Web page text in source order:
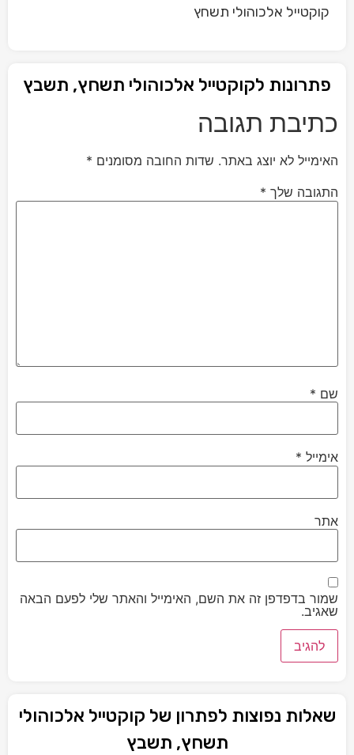
קוקטייל אלכוהולי תשחץ
פתרונות לקוקטייל אלכוהולי תשחץ, תשבץ
כתיבת תגובה
האימייל לא יוצג באתר. שדות החובה מסומנים *
התגובה שלך *
שם *
אימייל *
אתר
שמור בדפדפן זה את השם, האימייל והאתר שלי לפעם הבאה
שאגיב.
שאלות נפוצות לפתרון של קוקטייל אלכוהולי
תשחץ, תשבץ